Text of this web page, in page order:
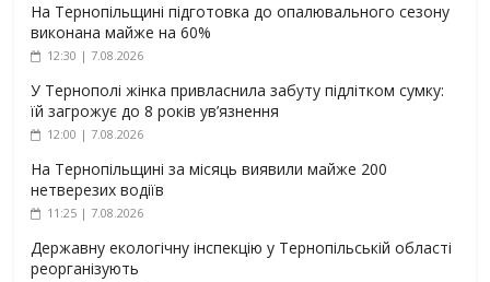
На Тернопільщині підготовка до опалювального сезону
виконана майже на 60%
12:30 | 7.08.2026
У Тернополі жінка привласнила забуту підлітком сумку:
їй загрожує до 8 років ув’язнення
12:00 | 7.08.2026
На Тернопільщині за місяць виявили майже 200
нетверезих водіїв
11:25 | 7.08.2026
Державну екологічну інспекцію у Тернопільській області
реорганізують